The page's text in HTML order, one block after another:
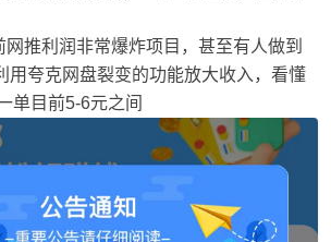
推利润非常爆炸项目，甚至有人做到
用夸克网盘裂变的功能放大收入，看懂
单目前5-6元之间